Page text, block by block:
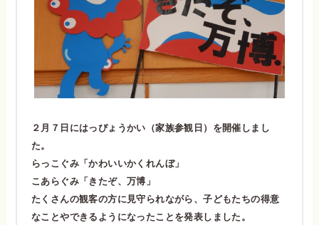
２月７日にはっぴょうかい（家族参観日）を開催しまし
た。
らっこぐみ「かわいいかくれんぼ」
こあらぐみ「きたぞ、万博」
たくさんの観客の方に見守られながら、子どもたちの得意
なことやできるようになったことを発表しました。